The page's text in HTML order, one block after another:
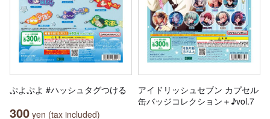
ぷよぷよ #ハッシュタグつける
300 yen (tax included)
アイドリッシュセブン カプセル
缶バッジコレクション＋♪vol.7